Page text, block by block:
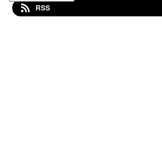
Je ne crois pas que la confiance
RSS